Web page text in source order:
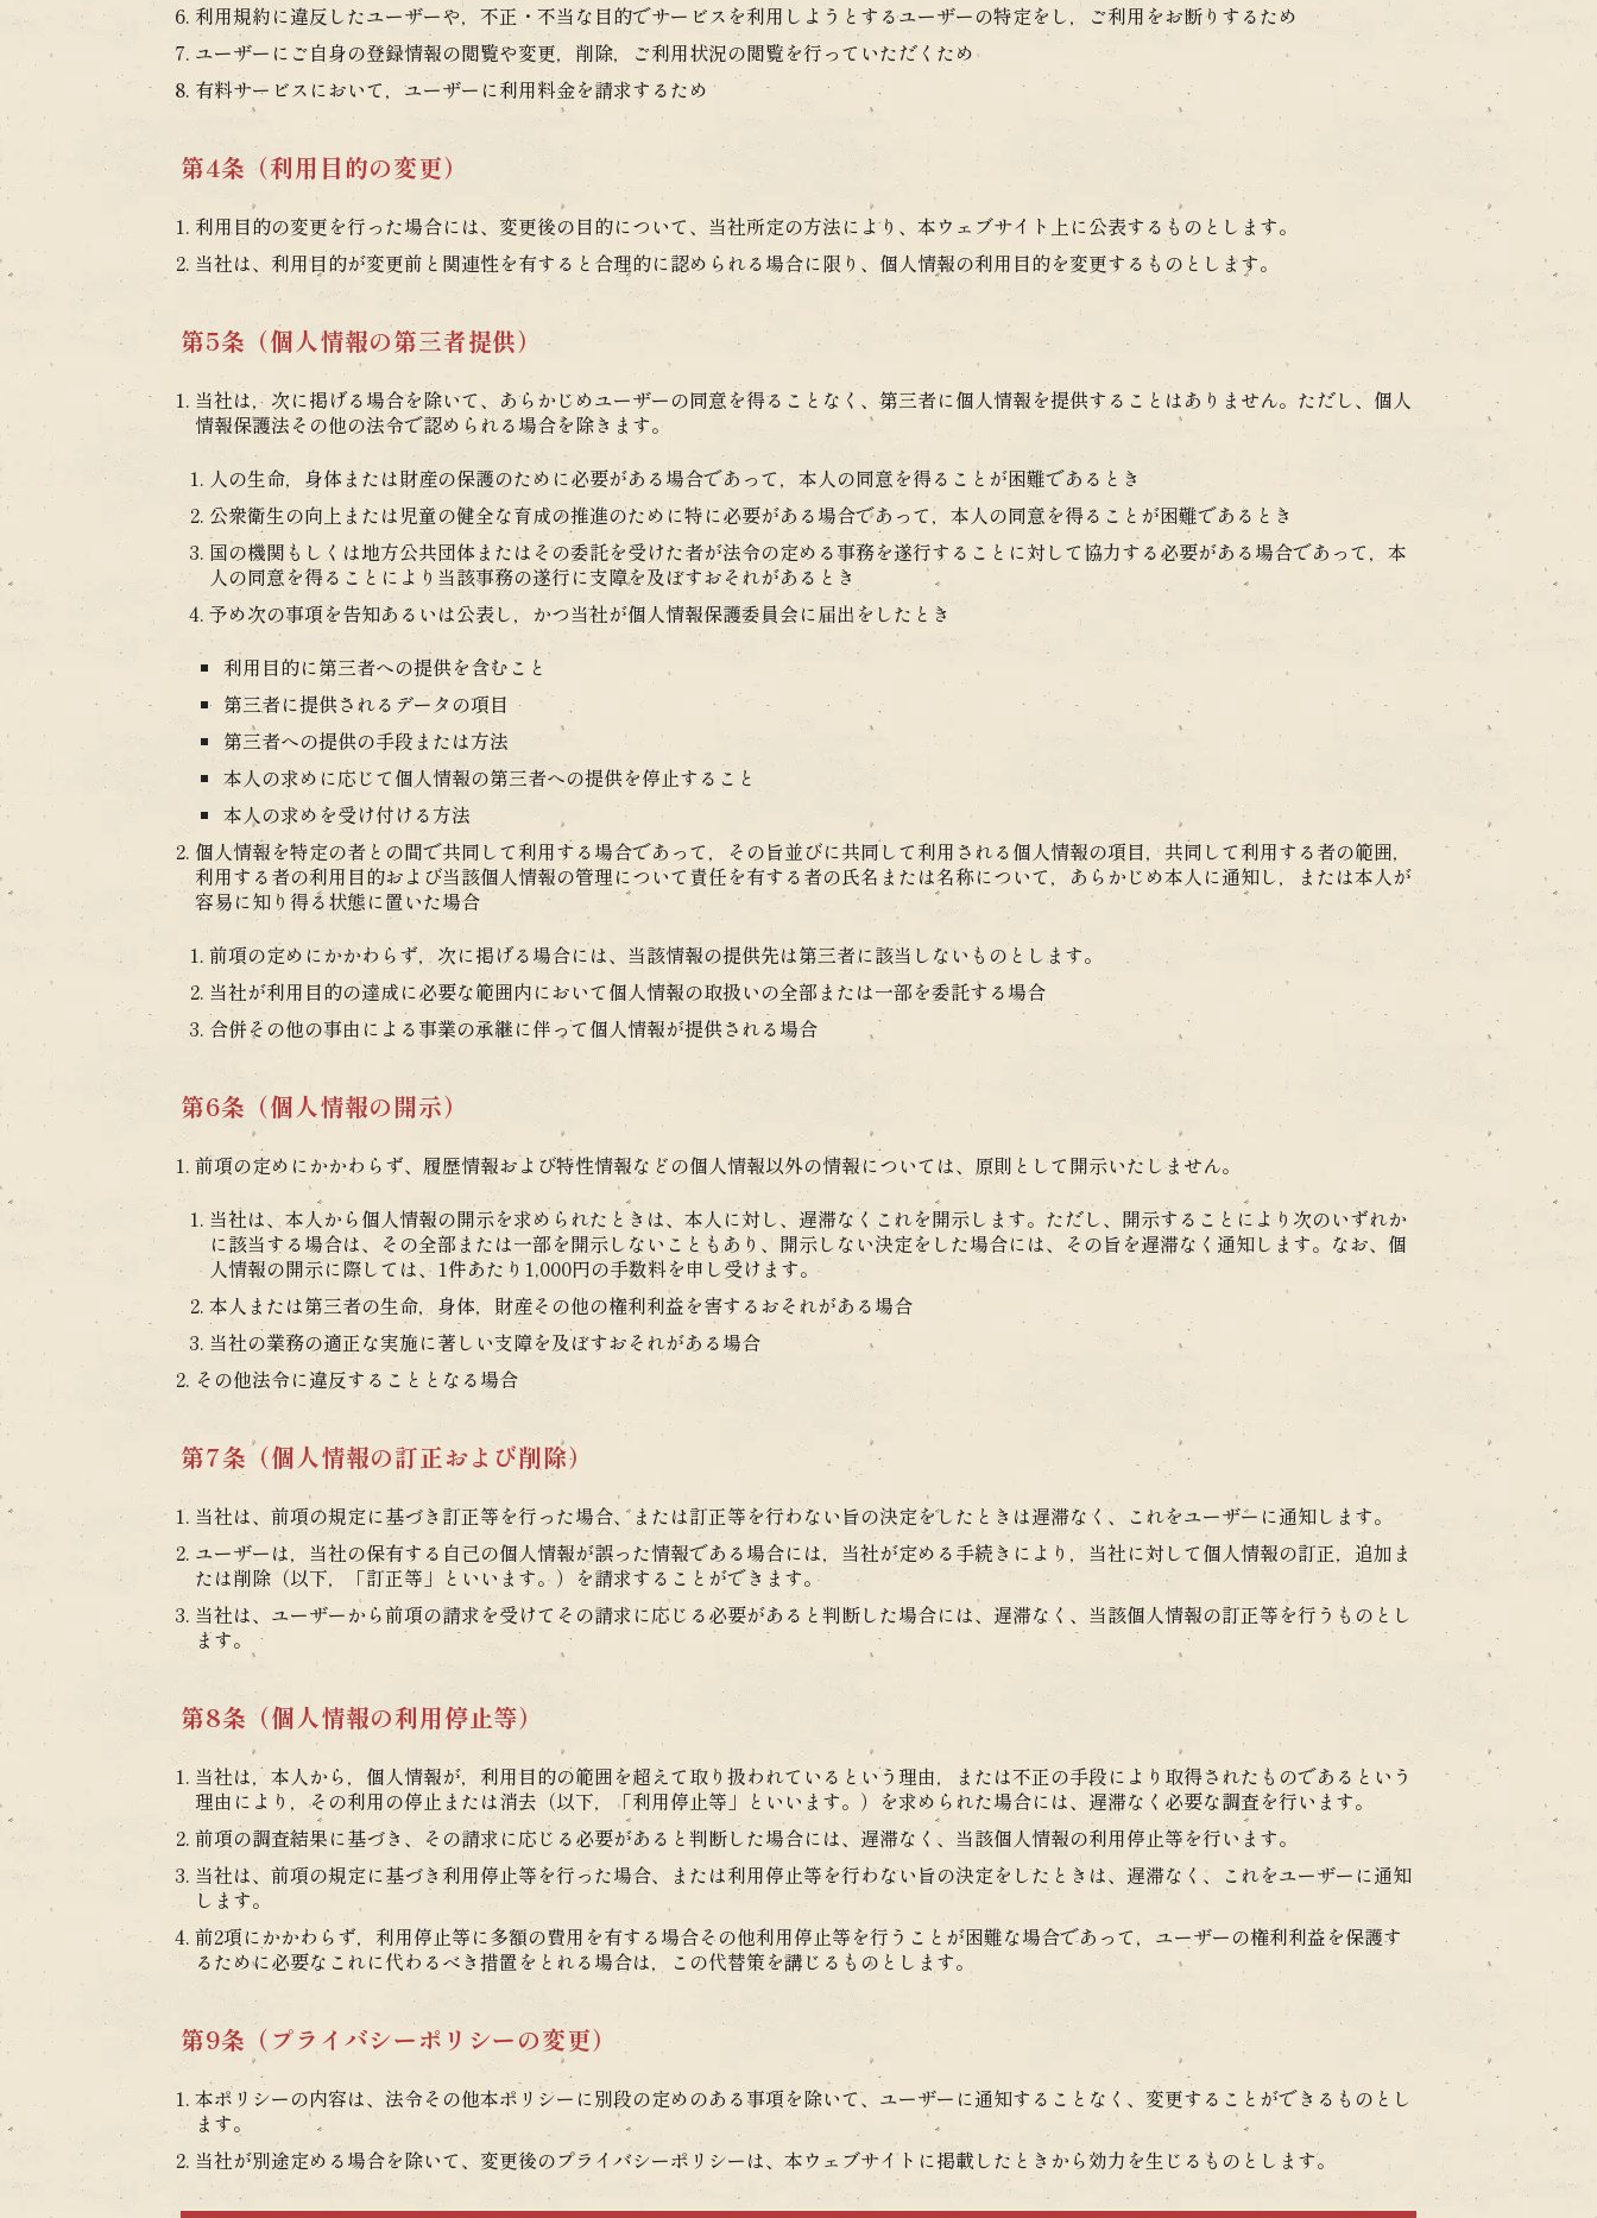
利用規約に違反したユーザーや，不正・不当な目的でサービスを利用しようとするユーザーの特定をし，ご利用をお断りするため
ユーザーにご自身の登録情報の閲覧や変更，削除，ご利用状況の閲覧を行っていただくため
有料サービスにおいて，ユーザーに利用料金を請求するため
第4条（利用目的の変更）
利用目的の変更を行った場合には、変更後の目的について、当社所定の方法により、本ウェブサイト上に公表するものとします。
当社は、利用目的が変更前と関連性を有すると合理的に認められる場合に限り、個人情報の利用目的を変更するものとします。
第5条（個人情報の第三者提供）
当社は，次に掲げる場合を除いて、あらかじめユーザーの同意を得ることなく、第三者に個人情報を提供することはありません。ただし、個人
情報保護法その他の法令で認められる場合を除きます。
人の生命，身体または財産の保護のために必要がある場合であって，本人の同意を得ることが困難であるとき
公衆衛生の向上または児童の健全な育成の推進のために特に必要がある場合であって，本人の同意を得ることが困難であるとき
国の機関もしくは地方公共団体またはその委託を受けた者が法令の定める事務を遂行することに対して協力する必要がある場合であって，本
人の同意を得ることにより当該事務の遂行に支障を及ぼすおそれがあるとき
予め次の事項を告知あるいは公表し，かつ当社が個人情報保護委員会に届出をしたとき
利用目的に第三者への提供を含むこと
第三者に提供されるデータの項目
第三者への提供の手段または方法
本人の求めに応じて個人情報の第三者への提供を停止すること
本人の求めを受け付ける方法
個人情報を特定の者との間で共同して利用する場合であって，その旨並びに共同して利用される個人情報の項目，共同して利用する者の範囲，
利用する者の利用目的および当該個人情報の管理について責任を有する者の氏名または名称について，あらかじめ本人に通知し，または本人が
容易に知り得る状態に置いた場合
前項の定めにかかわらず，次に掲げる場合には、当該情報の提供先は第三者に該当しないものとします。
当社が利用目的の達成に必要な範囲内において個人情報の取扱いの全部または一部を委託する場合
合併その他の事由による事業の承継に伴って個人情報が提供される場合
第6条（個人情報の開示）
前項の定めにかかわらず、履歴情報および特性情報などの個人情報以外の情報については、原則として開示いたしません。
当社は、本人から個人情報の開示を求められたときは、本人に対し、遅滞なくこれを開示します。ただし、開示することにより次のいずれか
に該当する場合は、その全部または一部を開示しないこともあり、開示しない決定をした場合には、その旨を遅滞なく通知します。なお、個
人情報の開示に際しては、1件あたり1,000円の手数料を申し受けます。
本人または第三者の生命，身体，財産その他の権利利益を害するおそれがある場合
当社の業務の適正な実施に著しい支障を及ぼすおそれがある場合
その他法令に違反することとなる場合
第7条（個人情報の訂正および削除）
当社は、前項の規定に基づき訂正等を行った場合、または訂正等を行わない旨の決定をしたときは遅滞なく、これをユーザーに通知します。
ユーザーは，当社の保有する自己の個人情報が誤った情報である場合には，当社が定める手続きにより，当社に対して個人情報の訂正，追加ま
たは削除（以下，「訂正等」といいます。）を請求することができます。
当社は、ユーザーから前項の請求を受けてその請求に応じる必要があると判断した場合には、遅滞なく、当該個人情報の訂正等を行うものとし
ます。
第8条（個人情報の利用停止等）
当社は，本人から，個人情報が，利用目的の範囲を超えて取り扱われているという理由，または不正の手段により取得されたものであるという
理由により，その利用の停止または消去（以下，「利用停止等」といいます。）を求められた場合には、遅滞なく必要な調査を行います。
前項の調査結果に基づき、その請求に応じる必要があると判断した場合には、遅滞なく、当該個人情報の利用停止等を行います。
当社は、前項の規定に基づき利用停止等を行った場合、または利用停止等を行わない旨の決定をしたときは、遅滞なく、これをユーザーに通知
します。
前2項にかかわらず，利用停止等に多額の費用を有する場合その他利用停止等を行うことが困難な場合であって，ユーザーの権利利益を保護す
るために必要なこれに代わるべき措置をとれる場合は，この代替策を講じるものとします。
第9条（プライバシーポリシーの変更）
本ポリシーの内容は、法令その他本ポリシーに別段の定めのある事項を除いて、ユーザーに通知することなく、変更することができるものとし
ます。
当社が別途定める場合を除いて、変更後のプライバシーポリシーは、本ウェブサイトに掲載したときから効力を生じるものとします。